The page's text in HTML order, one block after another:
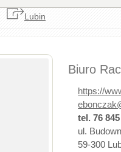
Lubin
Biuro
https://
tel. 76
ul.
59-300